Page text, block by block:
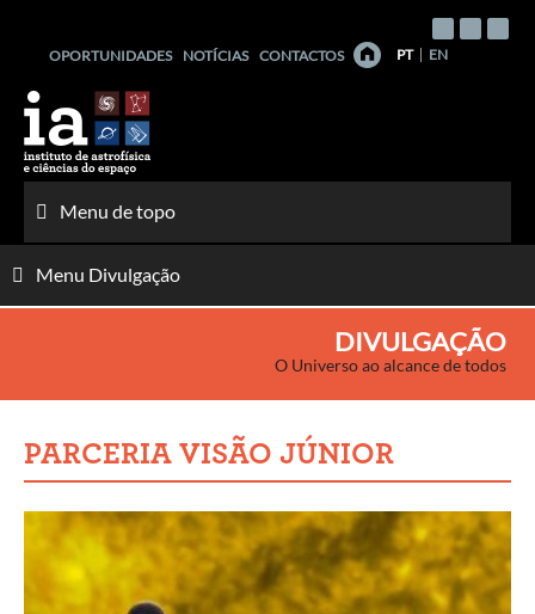
conteúdo
OPORTUNIDADES NOTÍCIAS CONTACTOS PT EN
Menu de topo
Menu Divulgação
DIVULGAÇÃO
O Universo ao alcance de todos
PARCERIA VISÃO JÚNIOR